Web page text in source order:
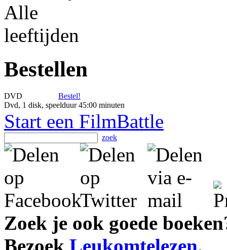
Bestellen
DVD
Bestel!
Dvd, 1 disk, speelduur 45:00 minuten
Start een FilmBattle
zoek
Zoek je ook goede
Bezoek Leukomtelezen.